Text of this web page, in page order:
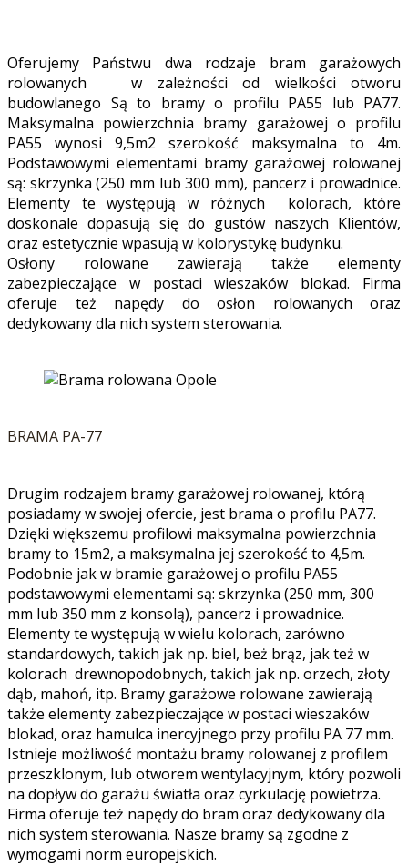
Oferujemy Państwu dwa rodzaje bram garażowych
rolowanych w zależności od wielkości otworu
budowlanego Są to bramy o profilu PA55 lub PA77.
Maksymalna powierzchnia bramy garażowej o profilu
PA55 wynosi 9,5m2 szerokość maksymalna to 4m.
Podstawowymi elementami bramy garażowej rolowanej
są: skrzynka (250 mm lub 300 mm), pancerz i prowadnice.
Elementy te występują w różnych kolorach, które
doskonale dopasują się do gustów naszych Klientów,
oraz estetycznie wpasują w kolorystykę budynku.
Osłony rolowane zawierają także elementy
zabezpieczające w postaci wieszaków blokad. Firma
oferuje też napędy do osłon rolowanych oraz
dedykowany dla nich system sterowania.
BRAMA PA-77
Drugim rodzajem bramy garażowej rolowanej, którą
posiadamy w swojej ofercie, jest brama o profilu PA77.
Dzięki większemu profilowi maksymalna powierzchnia
bramy to 15m2, a maksymalna jej szerokość to 4,5m.
Podobnie jak w bramie garażowej o profilu PA55
podstawowymi elementami są: skrzynka (250 mm, 300
mm lub 350 mm z konsolą), pancerz i prowadnice.
Elementy te występują w wielu kolorach, zarówno
standardowych, takich jak np. biel, beż brąz, jak też w
kolorach drewnopodobnych, takich jak np. orzech, złoty
dąb, mahoń, itp. Bramy garażowe rolowane zawierają
także elementy zabezpieczające w postaci wieszaków
blokad, oraz hamulca inercyjnego przy profilu PA 77 mm.
Istnieje możliwość montażu bramy rolowanej z profilem
przeszklonym, lub otworem wentylacyjnym, który pozwoli
na dopływ do garażu światła oraz cyrkulację powietrza.
Firma oferuje też napędy do bram oraz dedykowany dla
nich system sterowania. Nasze bramy są zgodne z
wymogami norm europejskich.